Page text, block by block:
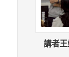
講者